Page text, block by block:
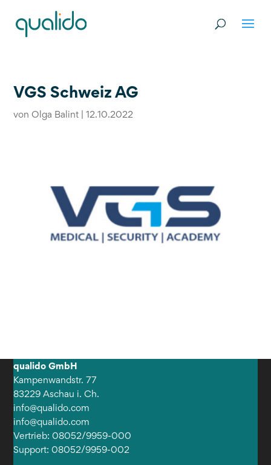
VGS Schweiz AG
vonOlga Balint |12.10.2022
qualido GmbH
Kampenwandstr. 77
83229 Aschau i. Ch.
info@qualido.com
info@qualido.com
Vertrieb: 08052/9959-000
Support: 08052/9959-002